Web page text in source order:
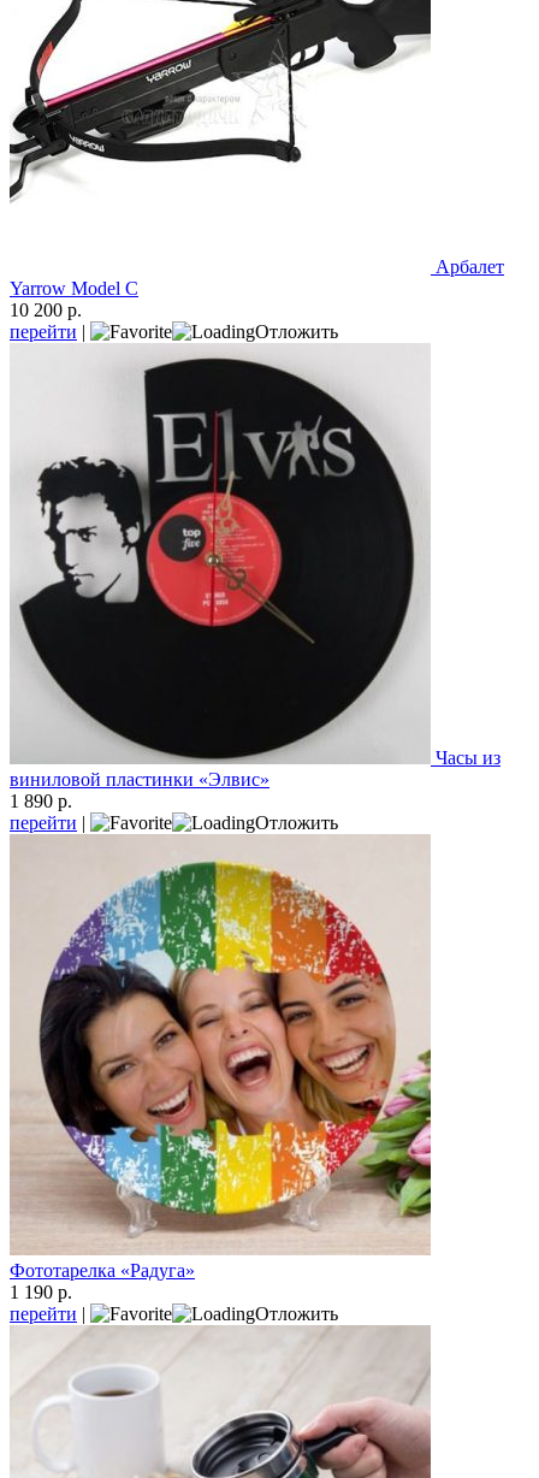
Арбалет
Yarrow Model C
10 200 р.
перейти | Отложить
Часы из
виниловой пластинки «Элвис»
1 890 р.
перейти | Отложить
Фототарелка «Радуга»
1 190 р.
перейти | Отложить